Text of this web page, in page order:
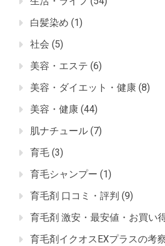
白髪染め (1)
社会 (5)
美容・エステ (6)
美容・ダイエット・健康 (8)
美容・健康 (44)
肌ナチュール (7)
育毛 (3)
育毛シャンプー (1)
育毛剤 口コミ・評判 (9)
育毛剤 激安・最安値・お買い
育毛剤イクオスEXプラスの考